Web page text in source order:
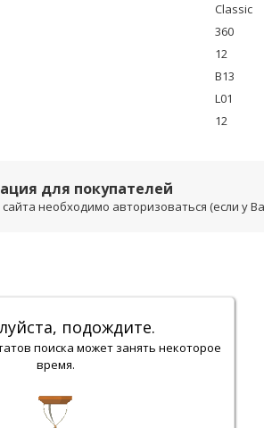
Classic
360
12
B13
L01
12
для покупателей
необходимо авторизоваться (если у
подождите.
поиска может занять некоторое
время.